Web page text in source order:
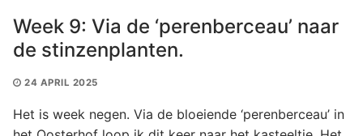
Week 9: Via de ‘perenberceau’ naar
de stinzenplanten.
24 APRIL 2025
Het is week negen. Via de bloeiende ‘perenberceau’ in